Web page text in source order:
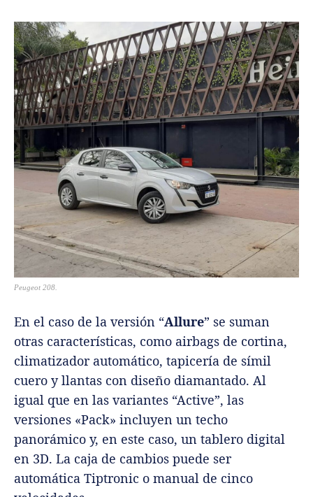
Peugeot 208.
En el caso de la versión “Allure” se suman
otras características, como airbags de cortina,
climatizador automático, tapicería de símil
cuero y llantas con diseño diamantado. Al
igual que en las variantes “Active”, las
versiones «Pack» incluyen un techo
panorámico y, en este caso, un tablero digital
en 3D. La caja de cambios puede ser
automática Tiptronic o manual de cinco